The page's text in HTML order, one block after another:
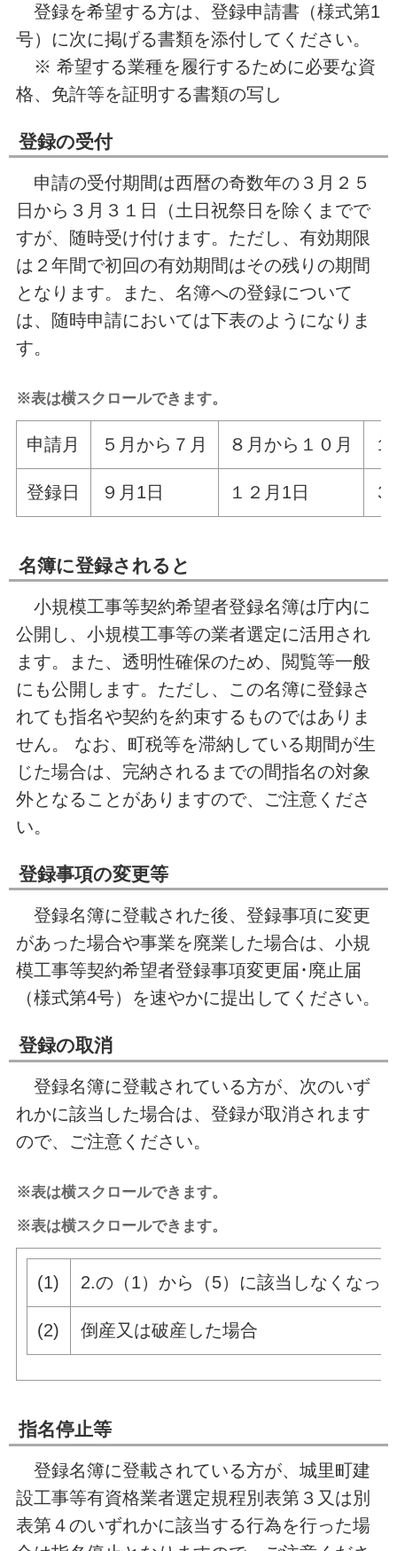
登録を希望する方は、登録申請書（様式第1
号）に次に掲げる書類を添付してください。
※ 希望する業種を履行するために必要な資
格、免許等を証明する書類の写し
登録の受付
申請の受付期間は西暦の奇数年の３月２５
日から３月３１日（土日祝祭日を除くまでで
すが、随時受け付けます。ただし、有効期限
は２年間で初回の有効期間はその残りの期間
となります。また、名簿への登録について
は、随時申請においては下表のようになりま
す。
※表は横スクロールできます。
申請月 ５月から７月 ８月から１０月
登録日 ９月1日 １２月1日
名簿に登録されると
小規模工事等契約希望者登録名簿は庁内に
公開し、小規模工事等の業者選定に活用され
ます。また、透明性確保のため、閲覧等一般
にも公開します。ただし、この名簿に登録さ
れても指名や契約を約束するものではありま
せん。 なお、町税等を滞納している期間が生
じた場合は、完納されるまでの間指名の対象
外となることがありますので、ご注意くださ
い。
登録事項の変更等
登録名簿に登載された後、登録事項に変更
があった場合や事業を廃業した場合は、小規
模工事等契約希望者登録事項変更届･廃止届
（様式第4号）を速やかに提出してください。
登録の取消
登録名簿に登載されている方が、次のいず
れかに該当した場合は、登録が取消されます
ので、ご注意ください。
※表は横スクロールできます。
※表は横スクロールできます。
(1) 2.の（1）から（5）に該当しなくなっ
(2) 倒産又は破産した場合
指名停止等
登録名簿に登載されている方が、城里町建
設工事等有資格業者選定規程別表第３又は別
表第４のいずれかに該当する行為を行った場